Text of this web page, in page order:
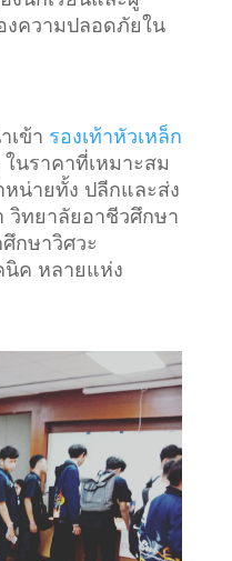
งความปลอดภัยใน
เข้า รองเท้าหัวเหล็ก
นราคาที่เหมาะสม
น่ายทั้ง ปลีกและส่ง
วิทยาลัยอาชีวศึกษา
กษาวิศวะ
นิค หลายแห่ง